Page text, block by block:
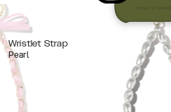
Wristlet Strap
Pearl